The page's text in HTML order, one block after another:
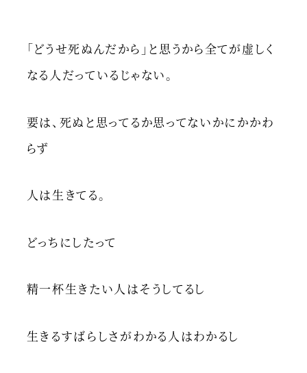
「どうせ死ぬんだから」と思うから全てが虚しく
なる人だっているじゃない。
要は、死ぬと思ってるか思ってないかにかかわ
らず
人は生きてる。
どっちにしたって
精一杯生きたい人はそうしてるし
生きるすばらしさがわかる人はわかるし